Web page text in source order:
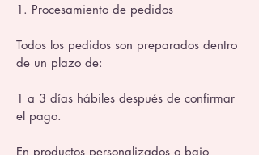
1. Procesamiento de pedidos
Todos los pedidos son preparados dentro
de un plazo de:
1 a 3 días hábiles después de confirmar
el pago.
En productos personalizados o bajo